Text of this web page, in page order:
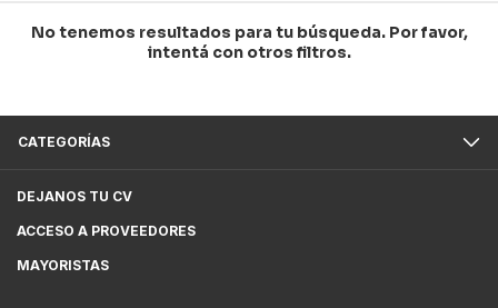
No tenemos resultados para tu búsqueda. Por favor,
intentá con otros filtros.
CATEGORÍAS
DEJANOS TU CV
ACCESO A PROVEEDORES
MAYORISTAS